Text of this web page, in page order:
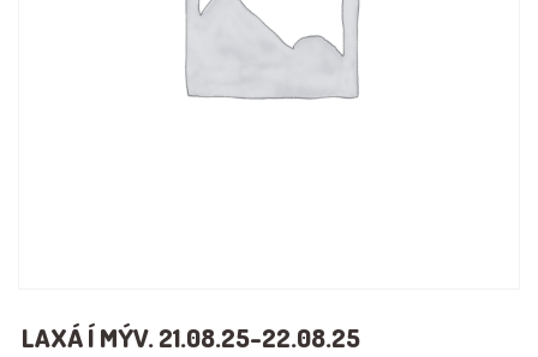
LAXÁ Í MÝV. 21.08.25-22.08.25